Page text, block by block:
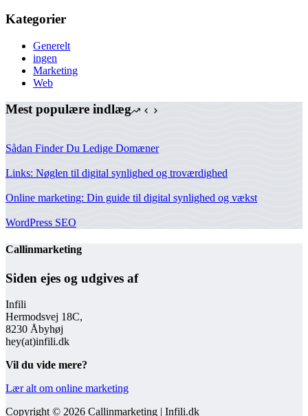
Kategorier
Generelt
ingen
Marketing
Web
Mest populære indlæg
Sådan Finder Du Ledige Domæner
Links: Nøglen til digital synlighed og troværdighed
Online marketing: Din guide til digital synlighed og vækst
WordPress SEO
Callinmarketing
Siden ejes og udgives af
Infili
Hermodsvej 18C,
8230 Åbyhøj
hey(at)infili.dk
Vil du vide mere?
Lær alt om online marketing
Copyright © 2026 Callinmarketing | Infili.dk